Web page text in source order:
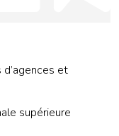
et
supérieure